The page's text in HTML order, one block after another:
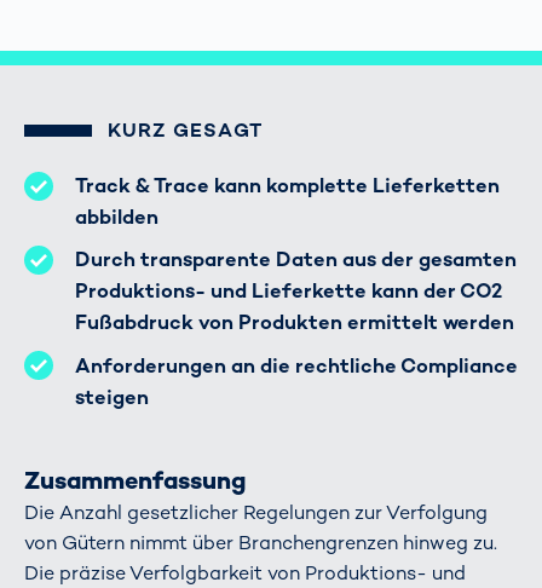
KURZ GESAGT
Track & Trace kann komplette Lieferketten
abbilden
Durch transparente Daten aus der gesamten
Produktions- und Lieferkette kann der CO2
Fußabdruck von Produkten ermittelt werden
Anforderungen an die rechtliche Compliance
steigen
Zusammenfassung
Die Anzahl gesetzlicher Regelungen zur Verfolgung
von Gütern nimmt über Branchengrenzen hinweg zu.
Die präzise Verfolgbarkeit von Produktions- und